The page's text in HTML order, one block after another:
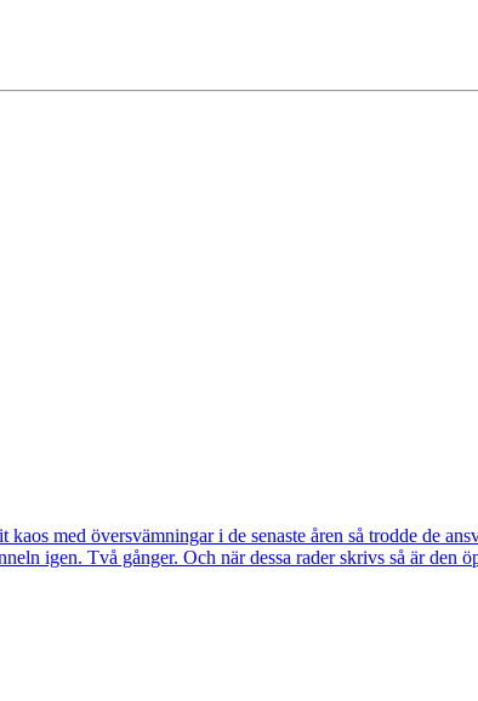
med översvämningar i de senaste åren så trodde de
igen. Två gånger. Och när dessa rader skrivs så är den